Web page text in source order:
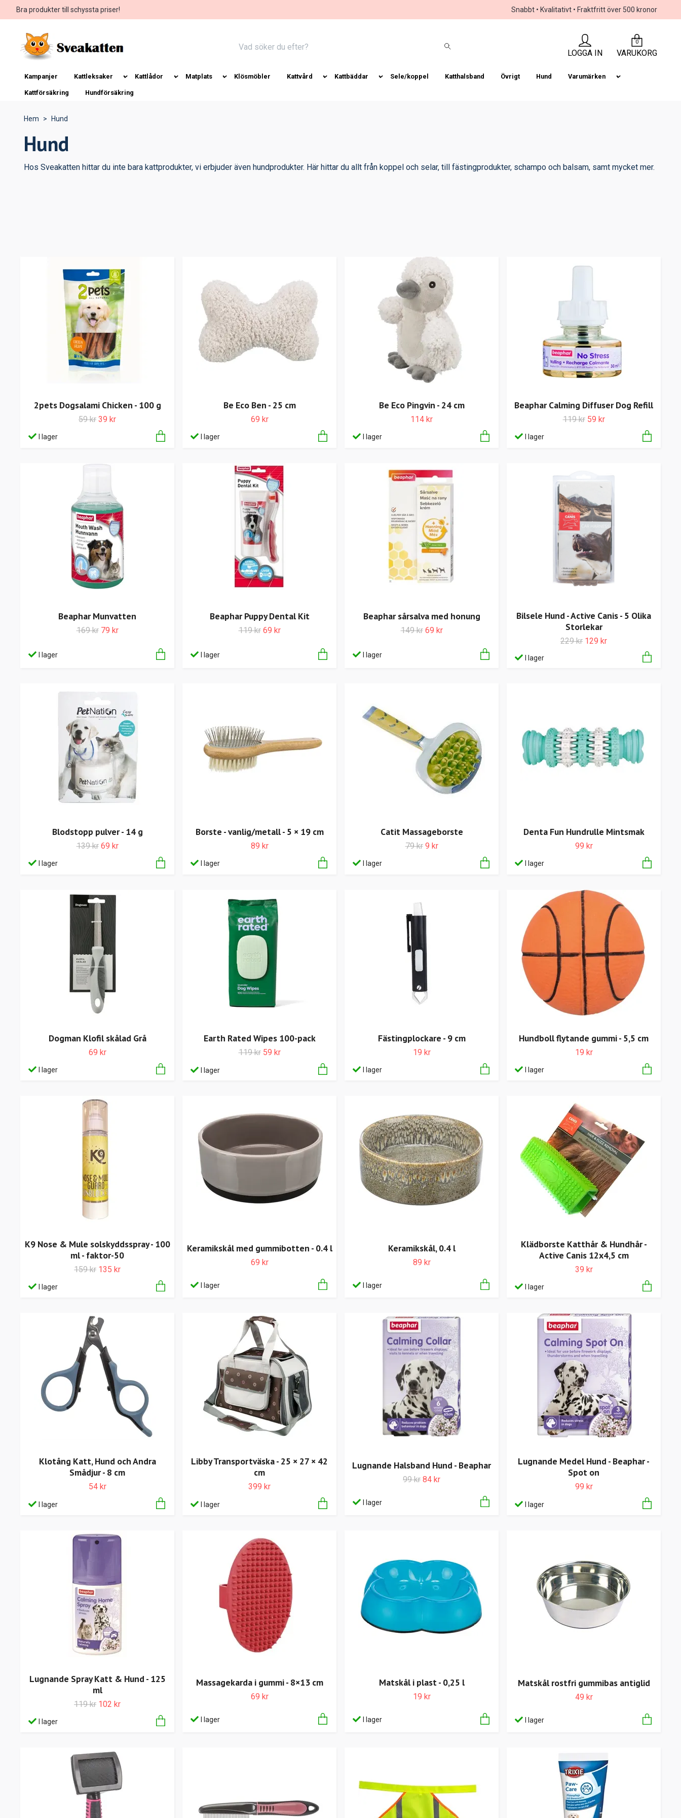
Bra produkter till schyssta priser! Snabbt • Kvalitativt • Fraktfritt över 500 kronor
LOGGA IN
0
VARUKORG
Kampanjer Kattleksaker Kattlådor Matplats Klösmöbler Kattvård Kattbäddar Sele/koppel Katthalsband Övrigt Hund Varumärken
Kattförsäkring Hundförsäkring
Hem Hund
Hund
Hos Sveakatten hittar du inte bara kattprodukter, vi erbjuder även hundprodukter. Här hittar du allt från koppel och selar, till fästingprodukter, schampo och balsam, samt mycket mer.
2pets Dogsalami Chicken - 100 g
59 kr 39 kr
I lager
Be Eco Ben - 25 cm
69 kr
I lager
Be Eco Pingvin - 24 cm
114 kr
I lager
Beaphar Calming Diffuser Dog Refill
119 kr 59 kr
I lager
Beaphar Munvatten
169 kr 79 kr
I lager
Beaphar Puppy Dental Kit
119 kr 69 kr
I lager
Beaphar sårsalva med honung
149 kr 69 kr
I lager
Bilsele Hund - Active Canis - 5 Olika
Storlekar
229 kr 129 kr
I lager
Blodstopp pulver - 14 g
139 kr 69 kr
I lager
Borste - vanlig/metall - 5 × 19 cm
89 kr
I lager
Catit Massageborste
79 kr 9 kr
I lager
Denta Fun Hundrulle Mintsmak
99 kr
I lager
Dogman Klofil skålad Grå
69 kr
I lager
Earth Rated Wipes 100-pack
119 kr 59 kr
I lager
Fästingplockare - 9 cm
19 kr
I lager
Hundboll flytande gummi - 5,5 cm
19 kr
I lager
K9 Nose & Mule solskyddsspray - 100
ml - faktor-50
159 kr 135 kr
I lager
Keramikskål med gummibotten - 0.4 l
69 kr
I lager
Keramikskål, 0.4 l
89 kr
I lager
Klädborste Katthår & Hundhår -
Active Canis 12x4,5 cm
39 kr
I lager
Klotång Katt, Hund och Andra
Smådjur - 8 cm
54 kr
I lager
Libby Transportväska - 25 × 27 × 42
cm
399 kr
I lager
Lugnande Halsband Hund - Beaphar
99 kr 84 kr
I lager
Lugnande Medel Hund - Beaphar -
Spot on
99 kr
I lager
Lugnande Spray Katt & Hund - 125
ml
119 kr 102 kr
I lager
Massagekarda i gummi - 8×13 cm
69 kr
I lager
Matskål i plast - 0,25 l
19 kr
I lager
Matskål rostfri gummibas antiglid
49 kr
I lager